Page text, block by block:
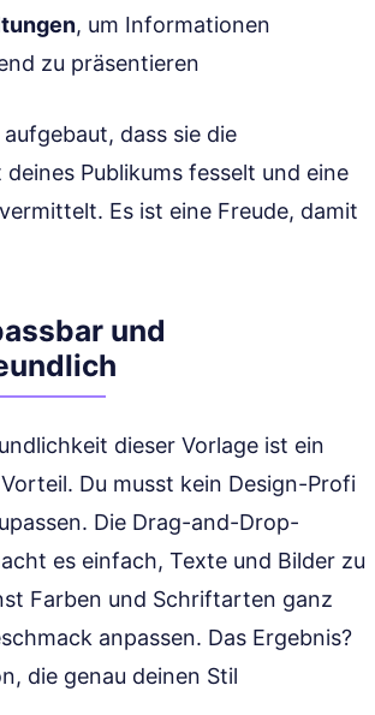
, um Informationen
zu präsentieren
dass sie die
Publikums fesselt und eine
Es ist eine Freude, damit
und
dieser Vorlage ist ein
Du musst kein Design-Profi
Die Drag-and-Drop-
es einfach, Texte und Bilder zu
Farben und Schriftarten ganz
anpassen. Das Ergebnis?
die genau deinen Stil